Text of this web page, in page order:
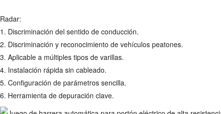
Radar:
1. Discriminación del sentido de conducción.
2. Discriminación y reconocimiento de vehículos peatones.
3. Aplicable a múltiples tipos de varillas.
4. Instalación rápida sin cableado.
5. Configuración de parámetros sencilla.
6. Herramienta de depuración clave.